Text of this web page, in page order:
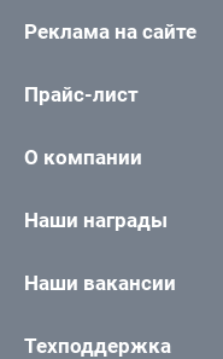
Реклама на сайте
Прайс-лист
О компании
Наши награды
Наши вакансии
Техподдержка